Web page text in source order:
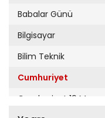
Babalar Günü
Bilgisayar
Bilim Teknik
Cumhuriyet
Cumhuriyet 19 Mayıs